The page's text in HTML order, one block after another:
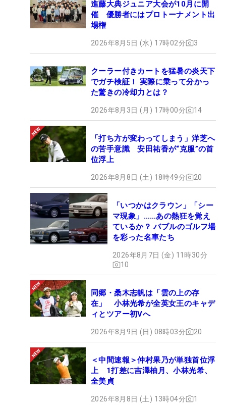
進藤大典ジュニア大会が10月に開
催 優勝者にはプロトーナメント出
場権
2026年8月5日 (水) 17時02分 3
クーラー付きカートを猛暑の炎天下
でガチ検証！ 実際に乗って分かっ
た驚きの冷却力とは？
2026年8月3日 (月) 17時00分 14
「打ち方が変わってしまう」洋芝へ
の苦手意識 安田祐香が“克服”の首
位浮上
2026年8月8日 (土) 18時49分 20
「いつかはクラウン」「シー
マ現象」……あの熱狂を覚え
ているか？ バブルのゴルフ場
を彩った名車たち
2026年8月7日 (金) 11時30分
10
同郷・桑木志帆は「雲の上の存
在」 小林光希が全英女王のキャデ
ィとツアー初Vへ
2026年8月9日 (日) 08時03分 20
＜中間速報＞仲村果乃が単独首位浮
上 1打差に吉澤柚月、小林光希、
全美貞
2026年8月8日 (土) 13時04分 1